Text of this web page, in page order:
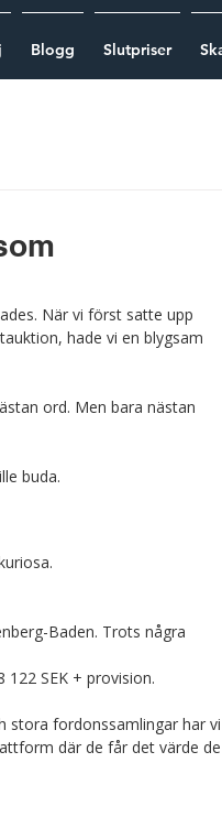
Blogg Slutpriser
När vi först satte upp
hade vi en blygsam
ord. Men bara nästan
buda.
Baden. Trots några
SEK + provision.
stora fordonssamlingar har vi
där de får det värde de